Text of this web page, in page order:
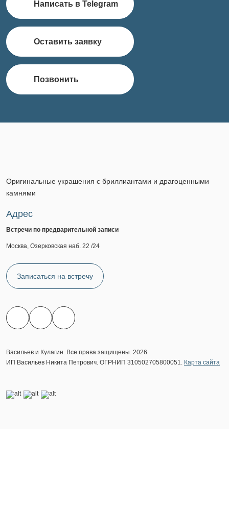
Написать в Telegram
Оставить заявку
Позвонить
Оригинальные украшения с бриллиантами и драгоценными
камнями
Адрес
Встречи по предварительной записи
Москва, Озерковская наб. 22 /24
Записаться на встречу
Васильев и Кулагин. Все права защищены. 2026
ИП Васильев Никита Петрович. ОГРНИП 310502705800051. Карта сайта